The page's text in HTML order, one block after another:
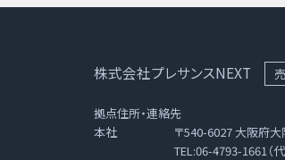
株式会社プレサンスNEXT
拠点住所・連絡先
本社
〒540-6027 大阪府
TEL:06-4793-1661（